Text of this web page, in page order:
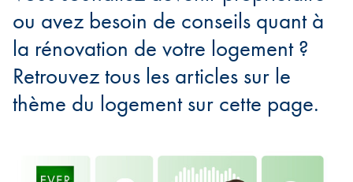
ou avez besoin de conseils quant à
la rénovation de votre logement ?
Retrouvez tous les articles sur le
thème du logement sur cette page.